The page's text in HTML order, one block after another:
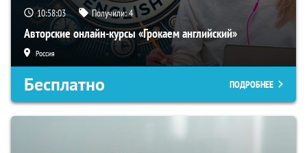
10:58:02 Получили:4
Авторские онлайн-курсы «Грокаем английский»
Россия
Бесплатно ПОДРОБНЕЕ